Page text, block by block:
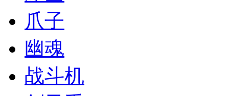
爪子
幽魂
战斗机